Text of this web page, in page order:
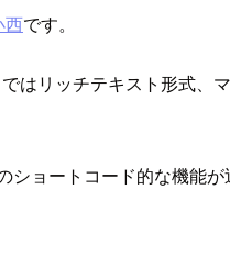
西です。
はリッチテキスト形式、
ショートコード的な機能